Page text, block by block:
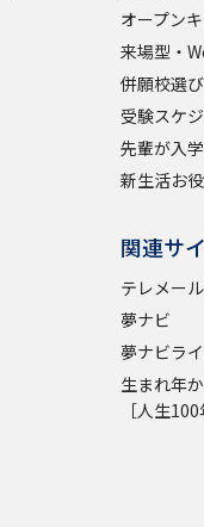
オープン
来場型・
併願校選び
受験スケ
先輩が入
新生活お
関連サ
テレメー
夢ナビ
夢ナビラ
生まれ年
［人生100